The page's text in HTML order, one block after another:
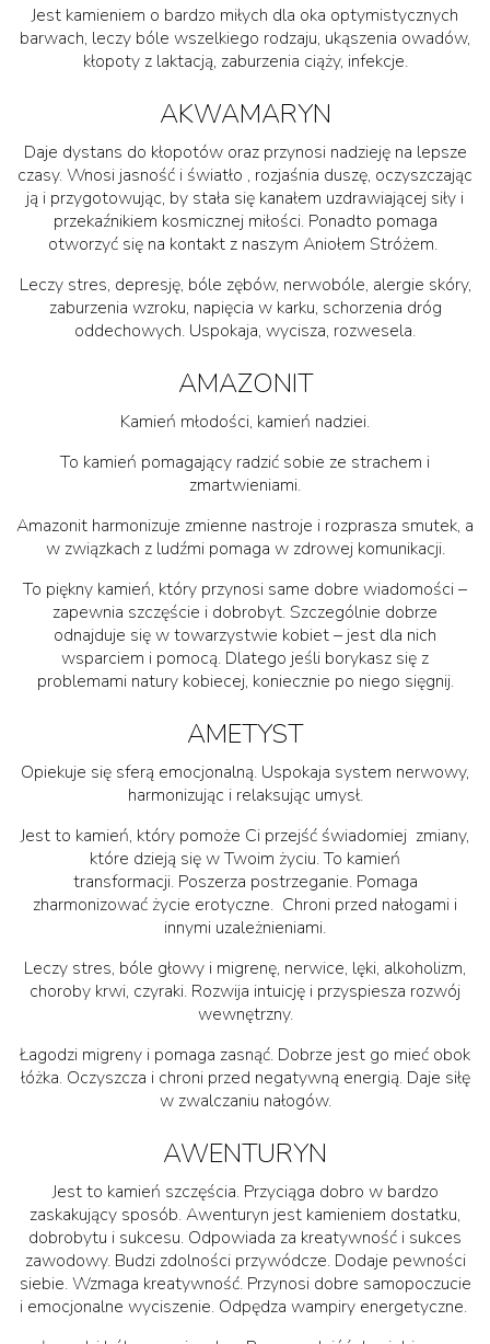
Jest kamieniem o bardzo miłych dla oka optymistycznych
barwach, leczy bóle wszelkiego rodzaju, ukąszenia owadów,
kłopoty z laktacją, zaburzenia ciąży, infekcje.
AKWAMARYN
Daje dystans do kłopotów oraz przynosi nadzieję na lepsze
czasy. Wnosi jasność i światło , rozjaśnia duszę, oczyszczając
ją i przygotowując, by stała się kanałem uzdrawiającej siły i
przekaźnikiem kosmicznej miłości. Ponadto pomaga
otworzyć się na kontakt z naszym Aniołem Stróżem.
Leczy stres, depresję, bóle zębów, nerwobóle, alergie skóry,
zaburzenia wzroku, napięcia w karku, schorzenia dróg
oddechowych. Uspokaja, wycisza, rozwesela.
AMAZONIT
Kamień młodości, kamień nadziei.
To kamień pomagający radzić sobie ze strachem i
zmartwieniami.
Amazonit harmonizuje zmienne nastroje i rozprasza smutek, a
w związkach z ludźmi pomaga w zdrowej komunikacji.
To piękny kamień, który przynosi same dobre wiadomości –
zapewnia szczęście i dobrobyt. Szczególnie dobrze
odnajduje się w towarzystwie kobiet – jest dla nich
wsparciem i pomocą. Dlatego jeśli borykasz się z
problemami natury kobiecej, koniecznie po niego sięgnij.
AMETYST
Opiekuje się sferą emocjonalną. Uspokaja system nerwowy,
harmonizując i relaksując umysł.
Jest to kamień, który pomoże Ci przejść świadomiej zmiany,
które dzieją się w Twoim życiu. To kamień
transformacji. Poszerza postrzeganie. Pomaga
zharmonizować życie erotyczne. Chroni przed nałogami i
innymi uzależnieniami.
Leczy stres, bóle głowy i migrenę, nerwice, lęki, alkoholizm,
choroby krwi, czyraki. Rozwija intuicję i przyspiesza rozwój
wewnętrzny.
Łagodzi migreny i pomaga zasnąć. Dobrze jest go mieć obok
łóżka. Oczyszcza i chroni przed negatywną energią. Daje siłę
w zwalczaniu nałogów.
AWENTURYN
Jest to kamień szczęścia. Przyciąga dobro w bardzo
zaskakujący sposób. Awenturyn jest kamieniem dostatku,
dobrobytu i sukcesu. Odpowiada za kreatywność i sukces
zawodowy. Budzi zdolności przywódcze. Dodaje pewności
siebie. Wzmaga kreatywność. Przynosi dobre samopoczucie
i emocjonalne wyciszenie. Odpędza wampiry energetyczne.